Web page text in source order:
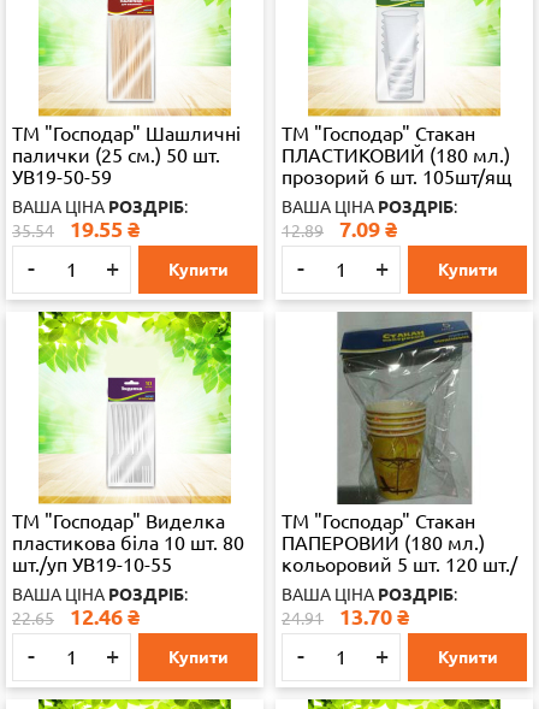
ТМ "Господар" Шашличні
палички (25 см.) 50 шт.
УВ19-50-59
ВАША ЦІНА РОЗДРІБ:
35.54
19.55 ₴
- + Купити
ТМ "Господар" Стакан
ПЛАСТИКОВИЙ (180 мл.)
прозорий 6 шт. 105шт/ящ
УВ19-6-62
ВАША ЦІНА РОЗДРІБ:
12.89
7.09 ₴
- + Купити
ТМ "Господар" Виделка
пластикова біла 10 шт. 80
шт./уп УВ19-10-55
ВАША ЦІНА РОЗДРІБ:
22.65
12.46 ₴
- + Купити
ТМ "Господар" Стакан
ПАПЕРОВИЙ (180 мл.)
кольоровий 5 шт. 120 шт./
уп УВ19-5-
ВАША ЦІНА РОЗДРІБ:
24.91
13.70 ₴
- + Купити